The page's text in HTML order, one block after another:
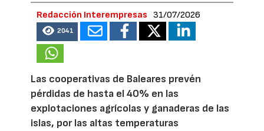
Redacción Interempresas 31/07/2026
2041
Las cooperativas de Baleares prevén
pérdidas de hasta el 40% en las
explotaciones agrícolas y ganaderas de las
islas, por las altas temperaturas